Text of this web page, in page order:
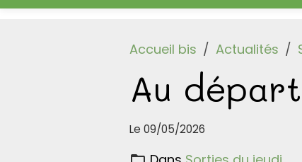
Accueil bis Actualités
Au
Le 09/05/2026